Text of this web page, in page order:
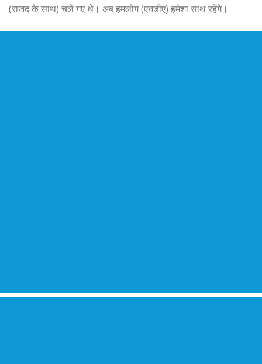
(राजद के साथ) चले गए थे। अब हमलोग (एनडीए) हमेशा साथ रहेंगे।